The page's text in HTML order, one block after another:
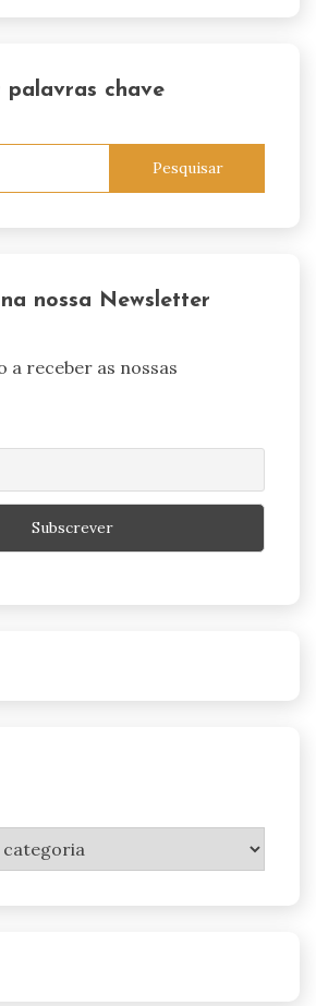
palavras chave
nossa Newsletter
a receber as nossas